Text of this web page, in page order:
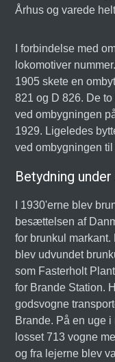
Århus og varede
I forbindelse med
lokomotiver
1905 skete en
821 og D 826. De
ved ombygningen
1929. Ligeledes
ved ombygningen til
Betydning
I 1930'erne blev
besættelsen af
for brunkul markant.
blev udvundet
som Fasterholt
for Brande Station.
godsvogne
Brande. På en uge
losset 713 vogne
og fra lejerne blev